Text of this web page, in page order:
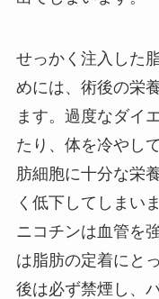
せっかく注入した
めには、術後の栄
ます。過度なダイ
たり、体を冷やし
肪細胞に十分な栄
く低下してしまい
ニコチンは血管を
は脂肪の定着にと
後は必ず禁煙し、